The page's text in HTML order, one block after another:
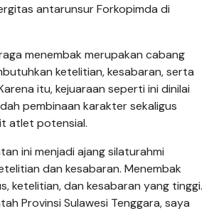
antarunsur Forkopimda di
menembak merupakan cabang
ketelitian, kesabaran, serta
itu, kejuaraan seperti ini dinilai
pembinaan karakter sekaligus
atlet potensial.
ini menjadi ajang silaturahmi
dan kesabaran. Menembak
ketelitian, dan kesabaran yang tinggi.
Provinsi Sulawesi Tenggara, saya